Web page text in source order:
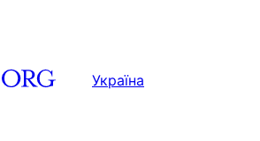
Україна